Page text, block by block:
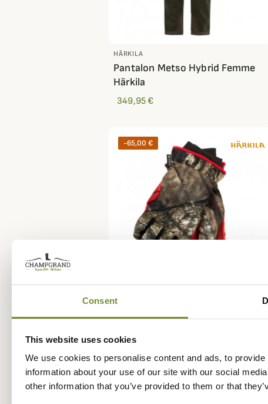
Consent
This website uses cookies
We use cookies to personalise content and ads, to
information about your use of our site with our social
other information that you’ve provided to them or that
HÄRKILA
Pantalon Metso Hybrid Femme
Härkila
349,95 €
-65,00 €
HÄRKILA
Gants Moose Hunter 2.0 GTX